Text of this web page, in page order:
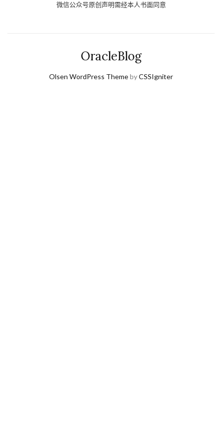
微信公众号原创声明需经本人书面同意
OracleBlog
Olsen WordPress ThemebyCSSIgniter